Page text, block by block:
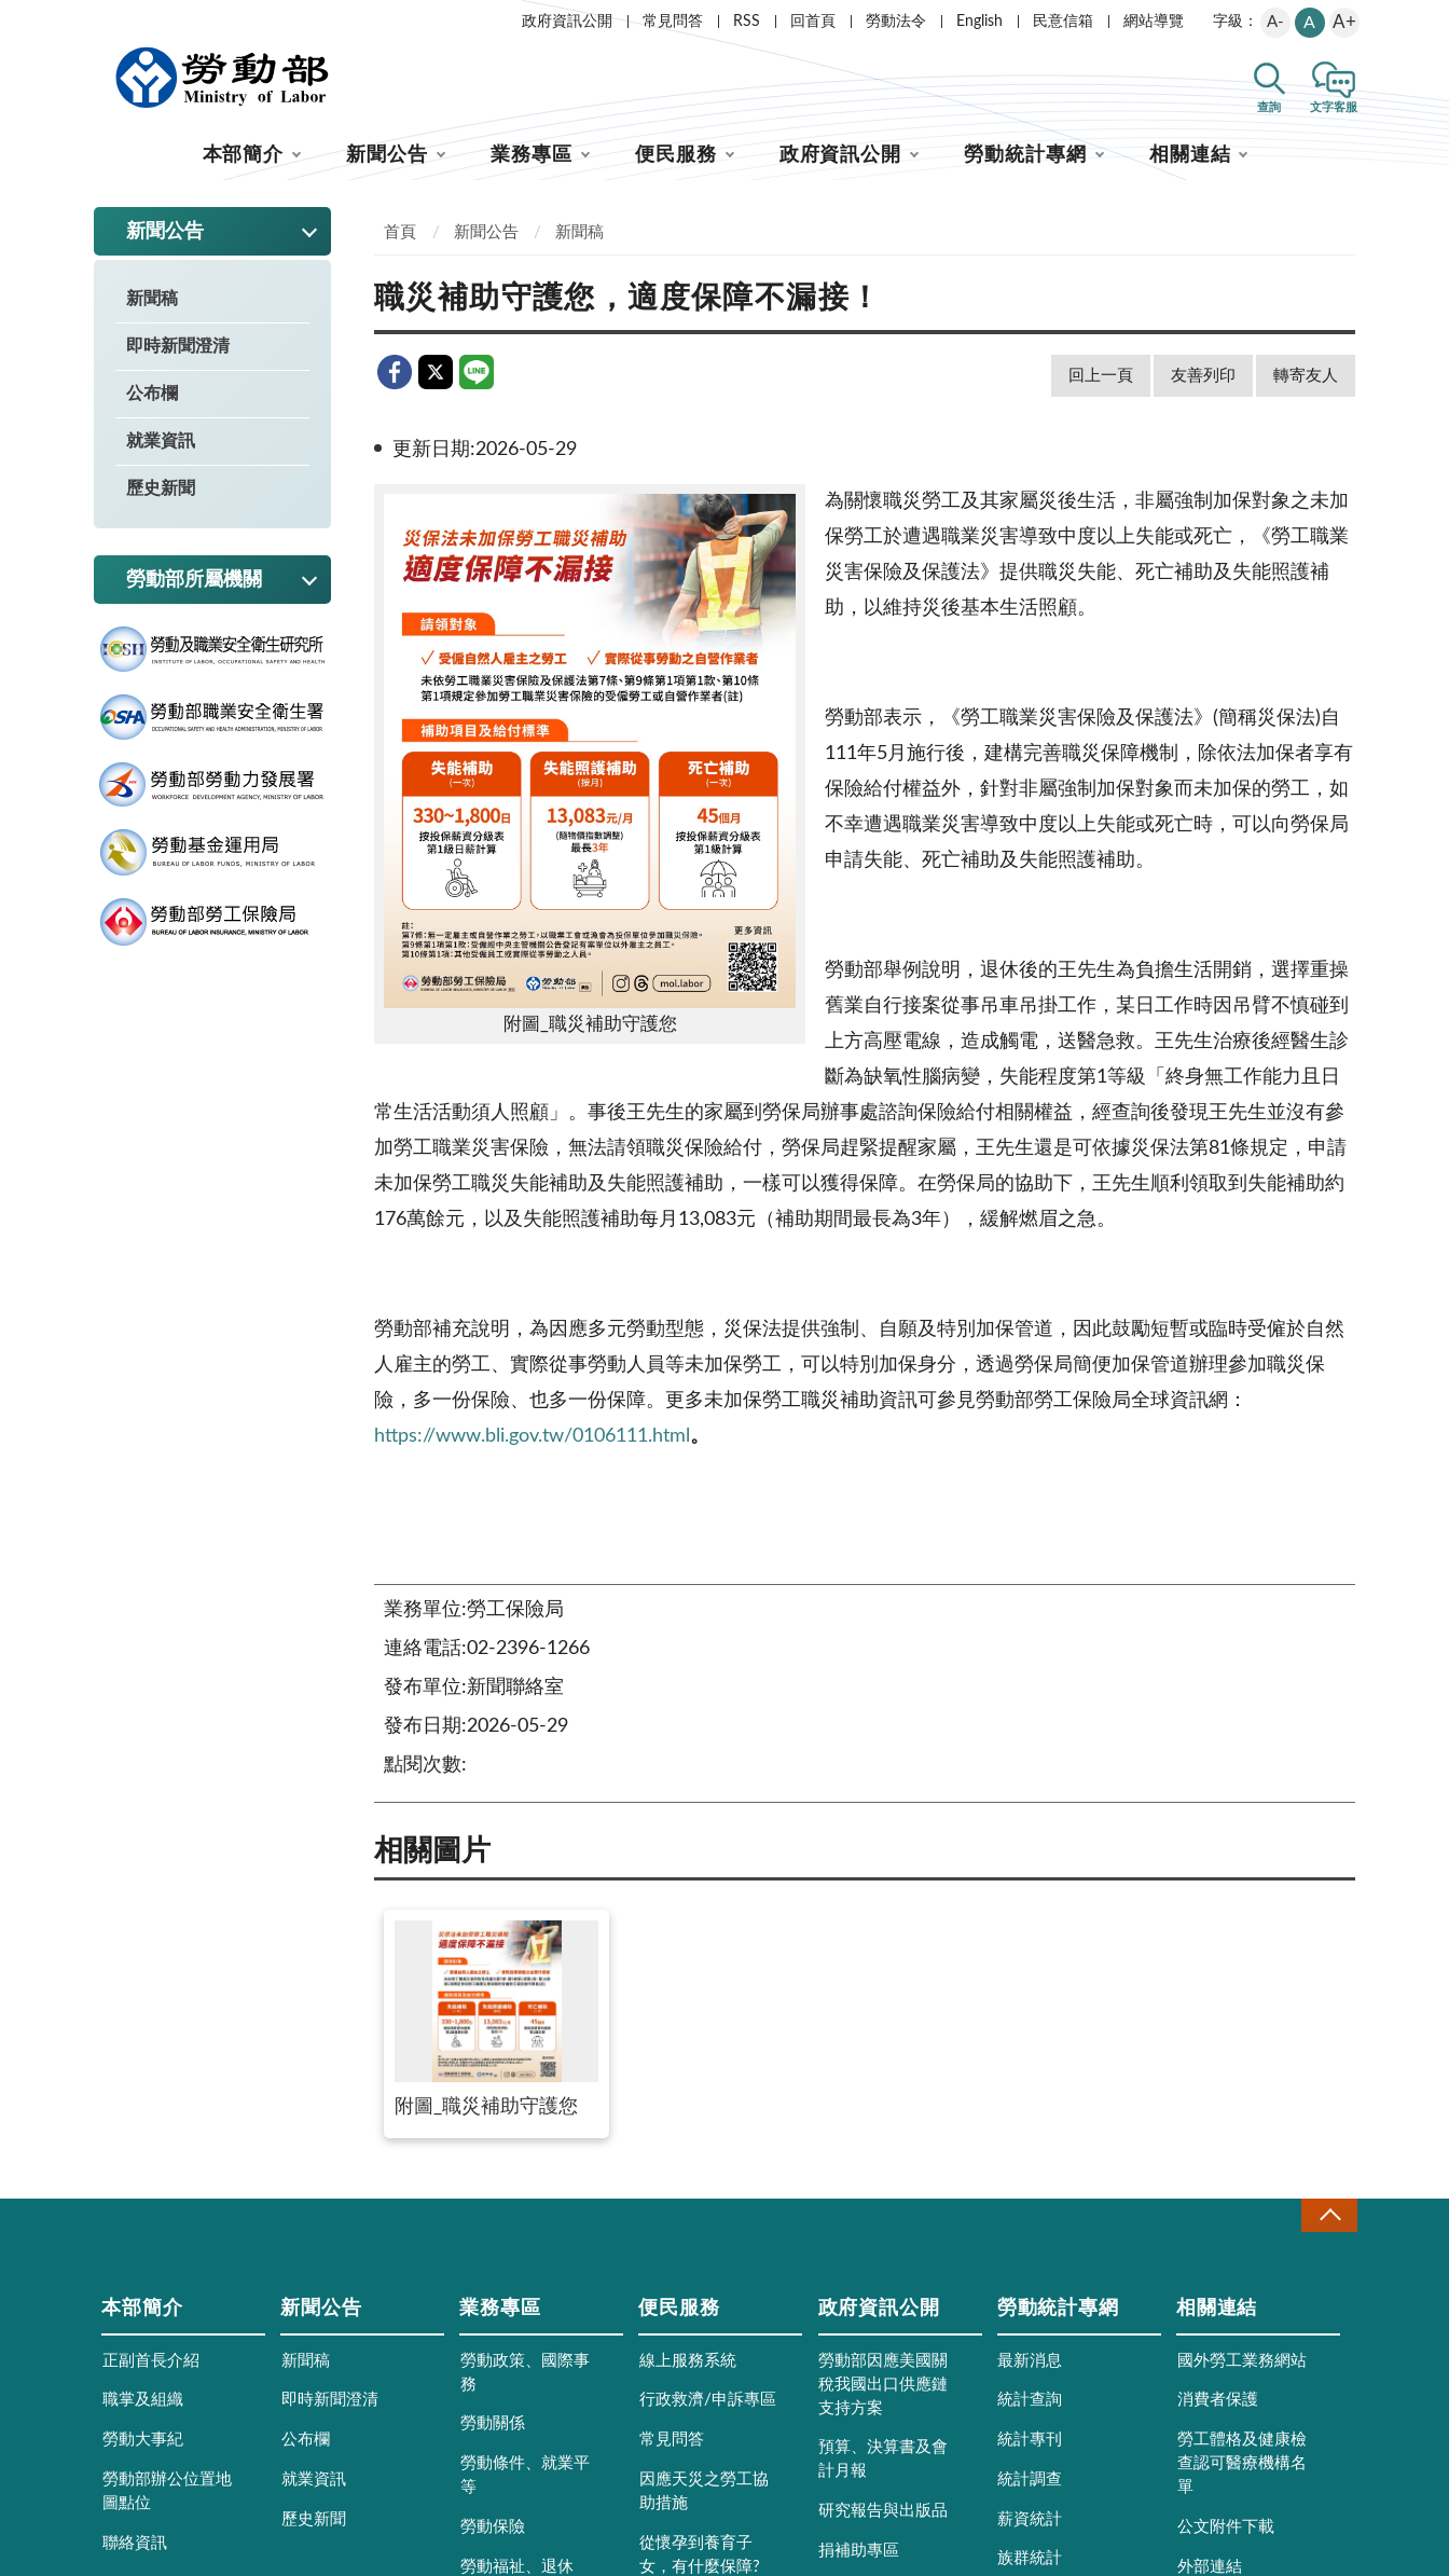
政府資訊公開 常見問答 RSS 回首頁 勞動法令 English 民意信箱 網站導覽 字級： A- A A+
查詢 文字客服
本部簡介 新聞公告 業務專區 便民服務 政府資訊公開 勞動統計專網 相關連結
新聞公告
新聞稿
即時新聞澄清
公布欄
就業資訊
歷史新聞
勞動部所屬機關
首頁 新聞公告 新聞稿
職災補助守護您，適度保障不漏接！
回上一頁 友善列印 轉寄友人
更新日期:2026-05-29
附圖_職災補助守護您
為關懷職災勞工及其家屬災後生活，非屬強制加保對象之未加
保勞工於遭遇職業災害導致中度以上失能或死亡，《勞工職業
災害保險及保護法》提供職災失能、死亡補助及失能照護補
助，以維持災後基本生活照顧。
勞動部表示，《勞工職業災害保險及保護法》(簡稱災保法)自
111年5月施行後，建構完善職災保障機制，除依法加保者享有
保險給付權益外，針對非屬強制加保對象而未加保的勞工，如
不幸遭遇職業災害導致中度以上失能或死亡時，可以向勞保局
申請失能、死亡補助及失能照護補助。
勞動部舉例說明，退休後的王先生為負擔生活開銷，選擇重操
舊業自行接案從事吊車吊掛工作，某日工作時因吊臂不慎碰到
上方高壓電線，造成觸電，送醫急救。王先生治療後經醫生診
斷為缺氧性腦病變，失能程度第1等級「終身無工作能力且日
常生活活動須人照顧」。事後王先生的家屬到勞保局辦事處諮詢保險給付相關權益，經查詢後發現王先生並沒有參
加勞工職業災害保險，無法請領職災保險給付，勞保局趕緊提醒家屬，王先生還是可依據災保法第81條規定，申請
未加保勞工職災失能補助及失能照護補助，一樣可以獲得保障。在勞保局的協助下，王先生順利領取到失能補助約
176萬餘元，以及失能照護補助每月13,083元（補助期間最長為3年），緩解燃眉之急。
勞動部補充說明，為因應多元勞動型態，災保法提供強制、自願及特別加保管道，因此鼓勵短暫或臨時受僱於自然
人雇主的勞工、實際從事勞動人員等未加保勞工，可以特別加保身分，透過勞保局簡便加保管道辦理參加職災保
險，多一份保險、也多一份保障。更多未加保勞工職災補助資訊可參見勞動部勞工保險局全球資訊網：
https://www.bli.gov.tw/0106111.html 。
業務單位:勞工保險局
連絡電話:02-2396-1266
發布單位:新聞聯絡室
發布日期:2026-05-29
點閱次數:
相關圖片
附圖_職災補助守護您
本部簡介
正副首長介紹
職掌及組織
勞動大事紀
勞動部辦公位置地
圖點位
聯絡資訊
新聞公告
新聞稿
即時新聞澄清
公布欄
就業資訊
歷史新聞
業務專區
勞動政策、國際事
務
勞動關係
勞動條件、就業平
等
勞動保險
勞動福祉、退休
便民服務
線上服務系統
行政救濟/申訴專區
常見問答
因應天災之勞工協
助措施
從懷孕到養育子
女，有什麼保障?
政府資訊公開
勞動部因應美國關
稅我國出口供應鏈
支持方案
預算、決算書及會
計月報
研究報告與出版品
捐補助專區
勞動統計專網
最新消息
統計查詢
統計專刊
統計調查
薪資統計
族群統計
相關連結
國外勞工業務網站
消費者保護
勞工體格及健康檢
查認可醫療機構名
單
公文附件下載
外部連結